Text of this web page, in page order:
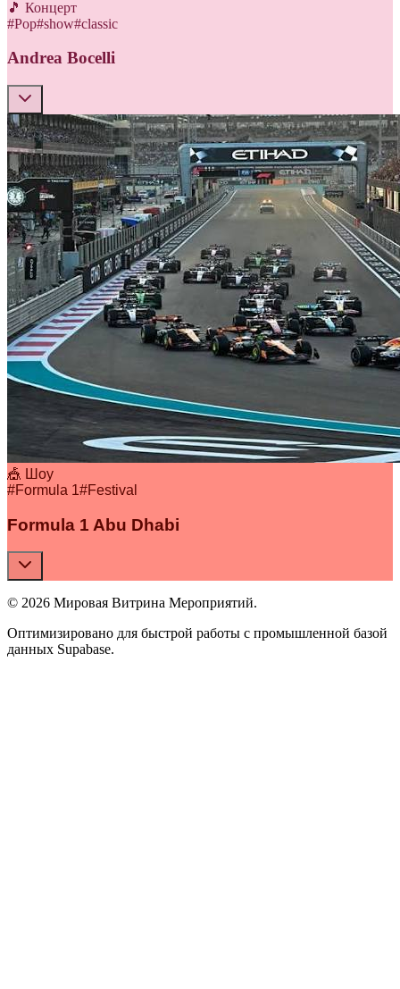
🎵 Концерт
#Pop#show#classic
Andrea Bocelli
🎪 Шоу
#Formula 1#Festival
Formula 1 Abu Dhabi
© 2026 Мировая Витрина Мероприятий.
Оптимизировано для быстрой работы с промышленной базой
данных Supabase.